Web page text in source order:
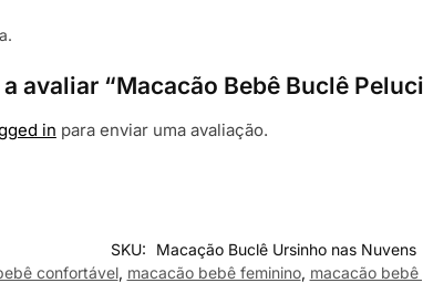
avaliar “Macacão Bebê Buclê
in para enviar uma avaliação.
SKU: Macação Buclê Ursinho nas Nuvens
confortável, macacão bebê feminino, macacão